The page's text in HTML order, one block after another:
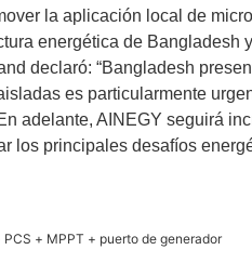
la aplicación local de
energética de
declaró: “Bangladesh
es particularmente
adelante, AINEGY seguirá
los principales desafíos
+ MPPT + puerto de generador